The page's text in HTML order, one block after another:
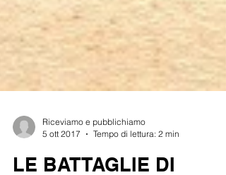
5 ott 2017
Tempo di lettura: 2 min